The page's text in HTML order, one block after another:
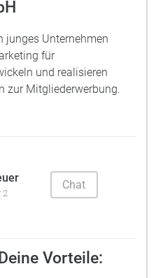
junges Unternehmen
für
und realisieren
zur Mitgliederwerbung.
2
Chat
Vorteile: